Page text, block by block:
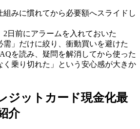
組みに慣れてから必要額へスライドし
2日前にアラームを入れておいた
需」だけに絞り、衝動買いを避けた
を読み、疑問を解消してから使った
く乗り切れた」という安心感が大きか
ジットカード現金化最
介